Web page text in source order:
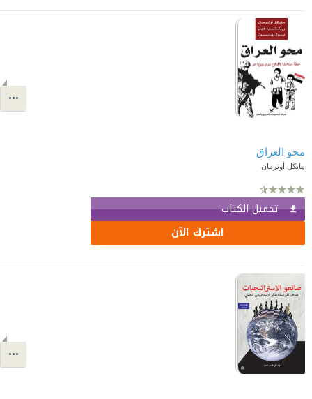
محو العراق
مايكل أوترمان
تحميل الكتاب
اشترك الآن